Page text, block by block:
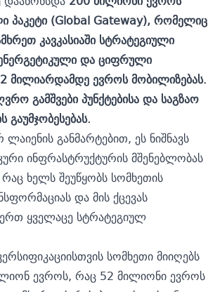
პაკეტი (Global Gateway), რომელიც
კავკასიაში სტრატეგიული
და ციფრული
მილიარდამდე ევროს მობილიზებას.
გამშვები პუნქტებისა და საგზაო
განმარტებით, ეს ნიშნავს
ინფრასტრუქტურის მშენებლობას
ხელს შეუწყობს სომხეთის
და მის ქცევას
ყველაცე სტრატეგიულ
სომხეთი მიიღებს
ევროს, რაც 52 მილიონი ევროს